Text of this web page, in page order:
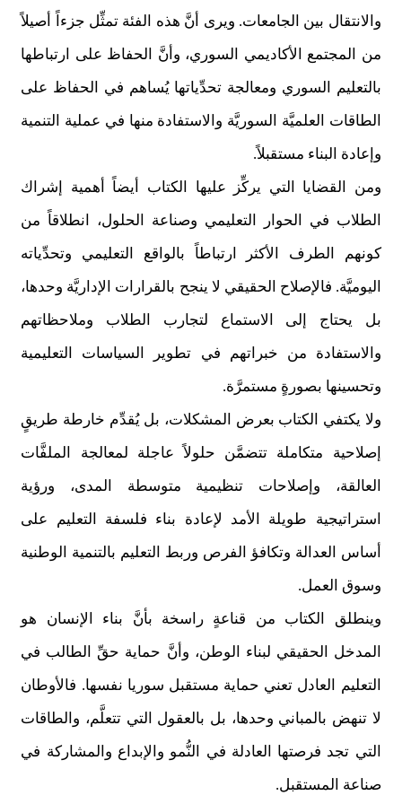
والانتقال بين الجامعات. ويرى أنَّ هذه الفئة تمثِّل جزءاً أصيلاً
من المجتمع الأكاديمي السوري، وأنَّ الحفاظ على ارتباطها
بالتعليم السوري ومعالجة تحدِّياتها يُساهم في الحفاظ على
الطاقات العلميَّة السوريَّة والاستفادة منها في عملية التنمية
وإعادة البناء مستقبلاً.
ومن القضايا التي يركِّز عليها الكتاب أيضاً أهمية إشراك
الطلاب في الحوار التعليمي وصناعة الحلول، انطلاقاً من
كونهم الطرف الأكثر ارتباطاً بالواقع التعليمي وتحدِّياته
اليوميَّة. فالإصلاح الحقيقي لا ينجح بالقرارات الإداريَّة وحدها،
بل يحتاج إلى الاستماع لتجارب الطلاب وملاحظاتهم
والاستفادة من خبراتهم في تطوير السياسات التعليمية
وتحسينها بصورةٍ مستمرَّة.
ولا يكتفي الكتاب بعرض المشكلات، بل يُقدِّم خارطة طريقٍ
إصلاحية متكاملة تتضمَّن حلولاً عاجلة لمعالجة الملفَّات
العالقة، وإصلاحات تنظيمية متوسطة المدى، ورؤية
استراتيجية طويلة الأمد لإعادة بناء فلسفة التعليم على
أساس العدالة وتكافؤ الفرص وربط التعليم بالتنمية الوطنية
وسوق العمل.
وينطلق الكتاب من قناعةٍ راسخة بأنَّ بناء الإنسان هو
المدخل الحقيقي لبناء الوطن، وأنَّ حماية حقِّ الطالب في
التعليم العادل تعني حماية مستقبل سوريا نفسها. فالأوطان
لا تنهض بالمباني وحدها، بل بالعقول التي تتعلَّم، والطاقات
التي تجد فرصتها العادلة في النُّمو والإبداع والمشاركة في
صناعة المستقبل.